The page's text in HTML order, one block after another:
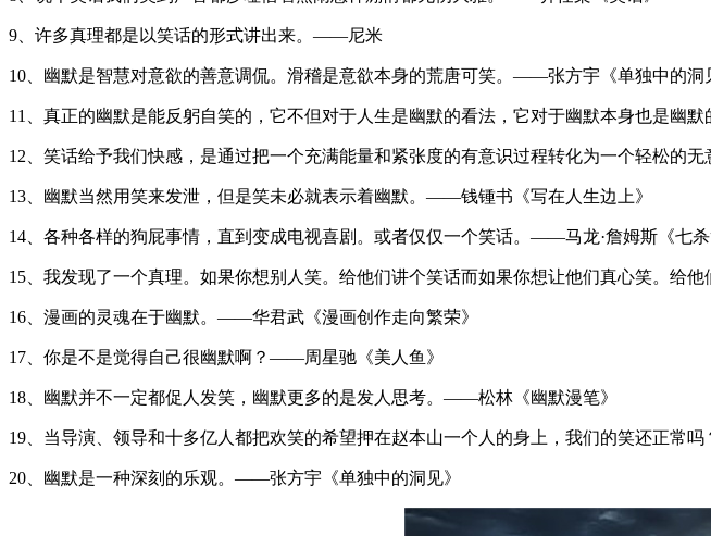
9、许多真理都是以笑话的形式讲出来。——尼米
10、幽默是智慧对意欲的善意调侃。滑稽是意欲本身的荒唐可笑。——张方宇《单独中的洞
11、真正的幽默是能反躬自笑的，它不但对于人生是幽默的看法，它对于幽默本身也是幽
12、笑话给予我们快感，是通过把一个充满能量和紧张度的有意识过程转化为一个轻松的
13、幽默当然用笑来发泄，但是笑未必就表示着幽默。——钱锺书《写在人生边上》
14、各种各样的狗屁事情，直到变成电视喜剧。或者仅仅一个笑话。——马龙·詹姆斯《七杀
15、我发现了一个真理。如果你想别人笑。给他们讲个笑话而如果你想让他们真心笑。给
16、漫画的灵魂在于幽默。——华君武《漫画创作走向繁荣》
17、你是不是觉得自己很幽默啊？——周星驰《美人鱼》
18、幽默并不一定都促人发笑，幽默更多的是发人思考。——松林《幽默漫笔》
19、当导演、领导和十多亿人都把欢笑的希望押在赵本山一个人的身上，我们的笑还正常
20、幽默是一种深刻的乐观。——张方宇《单独中的洞见》